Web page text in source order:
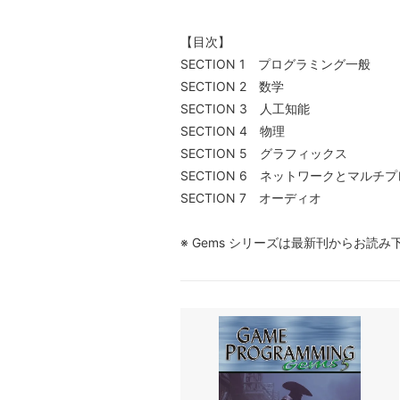
【目次】
SECTION 1 プログラミング一般
SECTION 2 数学
SECTION 3 人工知能
SECTION 4 物理
SECTION 5 グラフィックス
SECTION 6 ネットワークとマルチプ
SECTION 7 オーディオ
※ Gems シリーズは最新刊からお読み下